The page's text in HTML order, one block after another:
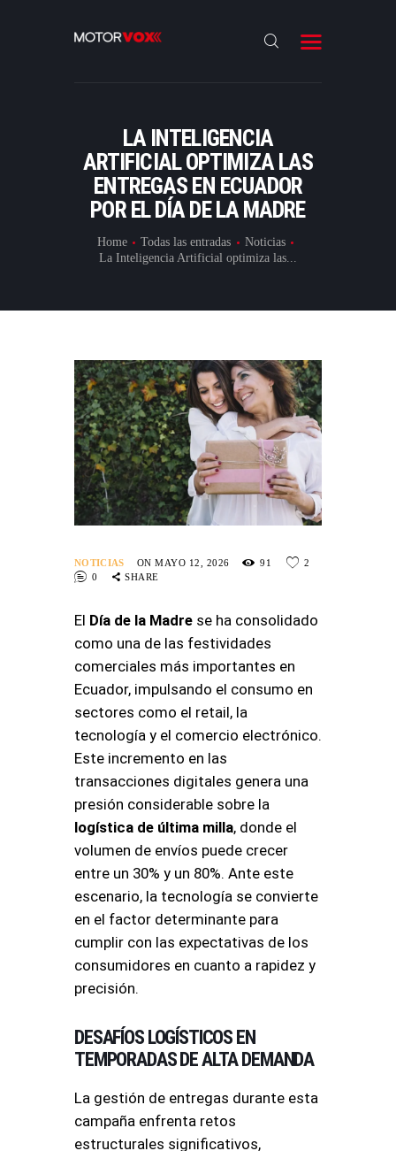
LA INTELIGENCIA
ARTIFICIAL OPTIMIZA LAS
ENTREGAS EN ECUADOR
POR EL DÍA DE LA MADRE
Home Todas las entradas
Noticias
La Inteligencia Artificial optimiza las...
LANZAMIENTOS
ESPECIALES
CONTACTO
NOTICIAS ON MAYO 12, 2026 91
2
0
SHARE
El Día de la Madre se ha consolidado
como una de las festividades
comerciales más importantes en
Ecuador, impulsando el consumo en
sectores como el retail, la
tecnología y el comercio electrónico.
Este incremento en las
transacciones digitales genera una
presión considerable sobre la
logística de última milla, donde el
volumen de envíos puede crecer
entre un 30% y un 80%. Ante este
escenario, la tecnología se convierte
en el factor determinante para
cumplir con las expectativas de los
consumidores en cuanto a rapidez y
precisión.
DESAFÍOS LOGÍSTICOS EN
TEMPORADAS DE ALTA DEMANDA
La gestión de entregas durante esta
campaña enfrenta retos
estructurales significativos,